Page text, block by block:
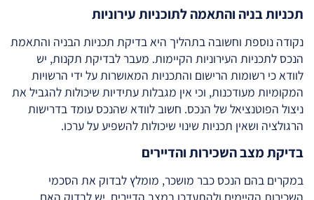
תכניות בניה והתאמה לתוכניות עירוניות
נקודה נוספת וחשובה בתהליך היא בדיקת תכניות הבניה והתאמת
הנכס לתכניות העירוניות הקיימות. מעבר לבדיקת תקנות, יש
לוודא כי רשומות הרישום והתכניות המאושרות על ידי הרשויות
המקומיות מעודכנות, וכי אין מגבלות עתידיות שיכולות להגביל את
ניצול הפוטנציאל של הנכס. חשוב לוודא שהנכס עומד בדרישות
הרגולציה ושאין תכניות שינוי שיכולות להשפיע על ערכו.
בדיקת מצב השכירות והדיירים
במקרים בהם הנכס כבר מושכר, מומלץ לבדוק את הסכמי